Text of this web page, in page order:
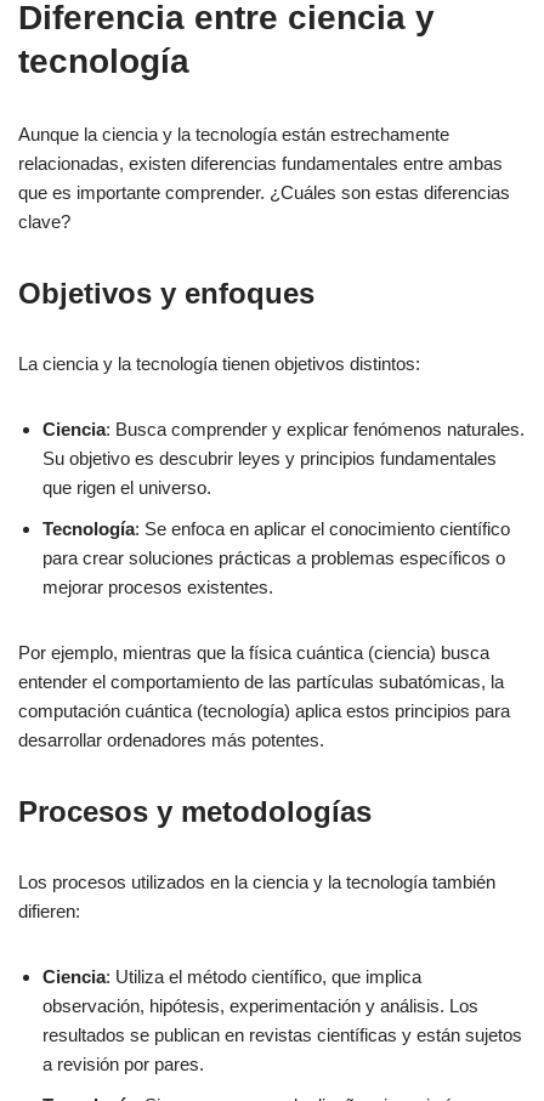
Diferencia entre ciencia y
tecnología
Aunque la ciencia y la tecnología están estrechamente
relacionadas, existen diferencias fundamentales entre ambas
que es importante comprender. ¿Cuáles son estas diferencias
clave?
Objetivos y enfoques
La ciencia y la tecnología tienen objetivos distintos:
Ciencia: Busca comprender y explicar fenómenos naturales.
Su objetivo es descubrir leyes y principios fundamentales
que rigen el universo.
Tecnología: Se enfoca en aplicar el conocimiento científico
para crear soluciones prácticas a problemas específicos o
mejorar procesos existentes.
Por ejemplo, mientras que la física cuántica (ciencia) busca
entender el comportamiento de las partículas subatómicas, la
computación cuántica (tecnología) aplica estos principios para
desarrollar ordenadores más potentes.
Procesos y metodologías
Los procesos utilizados en la ciencia y la tecnología también
difieren:
Ciencia: Utiliza el método científico, que implica
observación, hipótesis, experimentación y análisis. Los
resultados se publican en revistas científicas y están sujetos
a revisión por pares.